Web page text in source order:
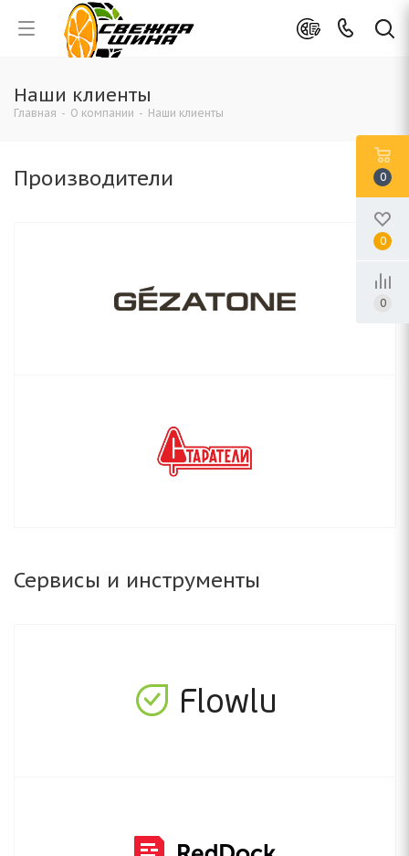
Наши клиенты
Главная - О компании - Наши клиенты
Производители
Сервисы и инструменты
0
0
0